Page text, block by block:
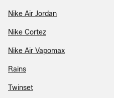
Nike Air Jordan
Nike Cortez
Nike Air Vapomax
Rains
Twinset